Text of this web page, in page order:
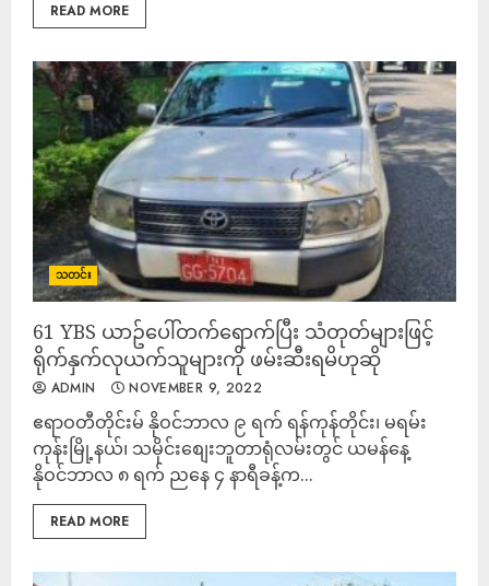
READ MORE
သတင်း
61 YBS ယာဥ်ပေါ်တက်ရောက်ပြီး သံတုတ်များဖြင့်
ရိုက်နှက်လုယက်သူများကို ဖမ်းဆီးရမိဟုဆို
ADMIN NOVEMBER 9, 2022
ဧရာဝတီတိုင်းမ် နိုဝင်ဘာလ ၉ ရက် ရန်ကုန်တိုင်း၊ မရမ်း
ကုန်းမြို့နယ်၊ သမိုင်းစျေးဘူတာရုံလမ်းတွင် ယမန်နေ့
နိုဝင်ဘာလ ၈ ရက် ညနေ ၄ နာရီခန့်က...
READ MORE